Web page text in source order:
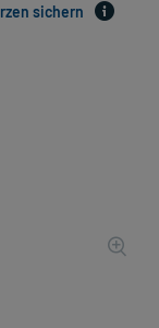
sichern